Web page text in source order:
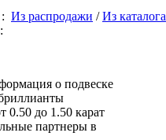
Из распродажи /Из каталога
о подвеске
0.50 до 1.50 карат
партнеры в